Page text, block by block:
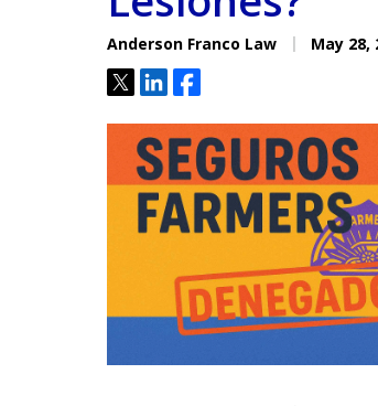
Anderson Franco Law May 28,
TweetShareShare